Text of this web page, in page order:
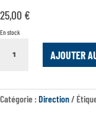
25,00 €
En stock
DE
DIRECTION
AJOUTER
Catégorie : Direction